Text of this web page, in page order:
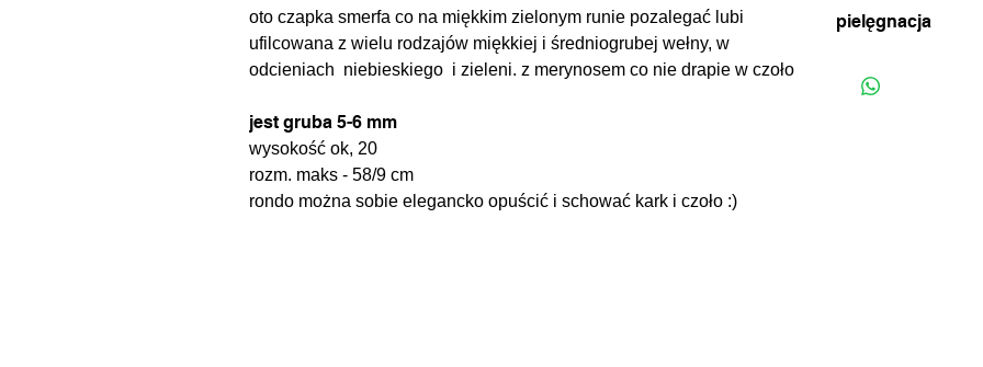
oto czapka smerfa co na miękkim zielonym runie pozalegać lubi
ufilcowana z wielu rodzajów miękkiej i średniogrubej wełny, w
odcieniach niebieskiego i zieleni. z merynosem co nie drapie w czoło
jest gruba 5-6 mm
wysokość ok, 20
rozm. maks - 58/9 cm
rondo można sobie elegancko opuścić i schować kark i czoło :)
(ikonka na dole
tygodniu)
pielęgnacja
ręcznie, w letniej